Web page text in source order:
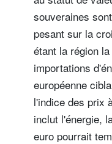
souveraines
pesant sur la
étant la région
importations
européenne
l'indice des prix
inclut l'énergie,
euro pourrait